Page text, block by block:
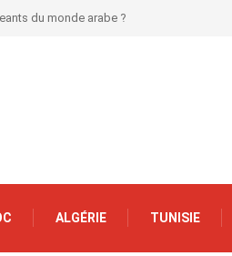
du monde arabe ?
ALGÉRIE TUNISIE